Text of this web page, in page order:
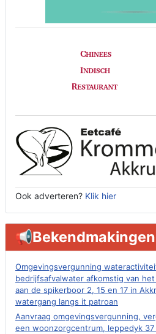
Ook adverteren? Klik hier
📢Bekendmakingen
Omgevingsvergunning
bedrijfsafvalwater afkomstig van
aan de spikerboor 2, 15 en 17 in
watergang langs it patroan
Aanvraag omgevingsvergunning,
een woonzorgcentrum, leppedyk 37